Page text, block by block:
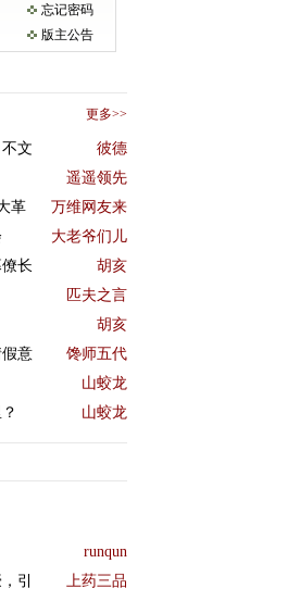
忘记密码
版主公告
更多>>
文 彼德
遥遥领先
革 万维网友来
大老爷们儿
长 胡亥
匹夫之言
胡亥
意 馋师五代
山蛟龙
山蛟龙
runqun
引 上药三品